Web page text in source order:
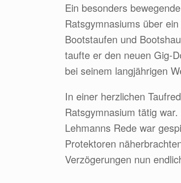
Ein besonders
Ratsgymnasiums über
Bootstaufen und
taufte er den neuen Gig-
bei seinem langjährigen
In einer herzlichen
Ratsgymnasium tätig
Lehmanns Rede war
Protektoren
Verzögerungen nun